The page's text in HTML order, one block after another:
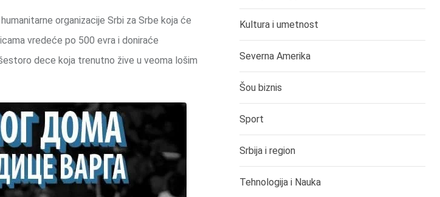
organizacije Srbi za Srbe koja će
vredeće po 500 evra i doniraće
dece koja trenutno žive u veoma lošim
Kultura i umetnost
Severna Amerika
Šou biznis
Sport
Srbija i region
Tehnologija i Nauka